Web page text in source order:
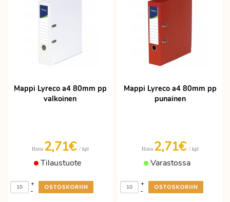
Mappi Lyreco a4 80mm pp
valkoinen
Hinta 2,71€ / kpl
Tilaustuote
-
+
Mappi Lyreco a4 80mm pp
punainen
Hinta 2,71€ / kpl
Varastossa
-
+